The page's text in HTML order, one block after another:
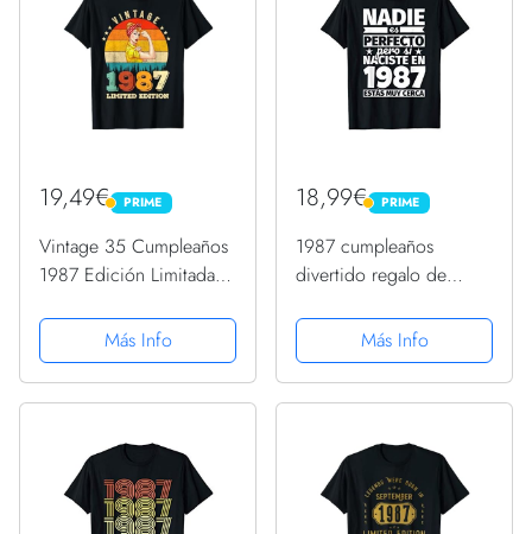
19,49€ PRIME
PRIME
Vintage 35 Cumpleaños
1987 Edición Limitada
CamisetaMás Info
18,99€ PRIME
PRIME
1987 cumpleaños
divertido regalo de
Más Info